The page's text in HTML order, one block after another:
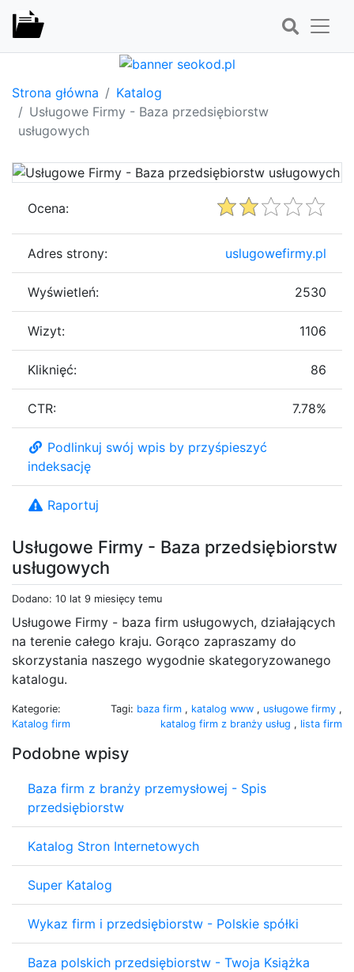
Strona główna
Katalog
Usługowe Firmy - Baza przedsiębiorstw
usługowych
Usługowe Firmy - Baza przedsiębiorstw
usługowych
Dodano: 10 lat 9 miesięcy temu
Usługowe Firmy - baza firm usługowych, działających
na terenie całego kraju. Gorąco zapraszamy do
skorzystania naszego wygodnie skategoryzowanego
katalogu.
Kategorie:
Katalog firm
Tagi: baza firm , katalog www , usługowe firmy ,
katalog firm z branży usług , lista firm
Podobne wpisy
Baza firm z branży przemysłowej - Spis
przedsiębiorstw
Katalog Stron Internetowych
Super Katalog
Wykaz firm i przedsiębiorstw - Polskie spółki
Baza polskich przedsiębiorstw - Twoja Książka
Ocena:
Adres strony: uslugowefirmy.pl
Wyświetleń: 2530
Wizyt: 1106
Kliknięć: 86
CTR: 7.78%
Podlinkuj swój wpis by przyśpieszyć
indeksację
Raportuj